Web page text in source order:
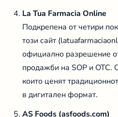
La Tua Farmacia Online
Подкрепена от четири
този сайт
официално разрешение
продажби на SOP и OTC.
които ценят
в дигитален формат.
AS Foods (asfoods.com)